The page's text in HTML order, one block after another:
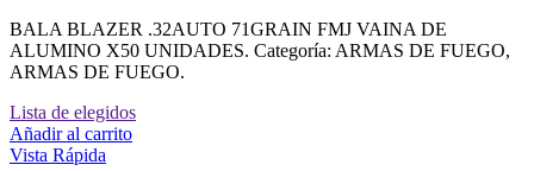
BALA BLAZER .32AUTO 71GRAIN FMJ VAINA DE
ALUMINO X50 UNIDADES. Categoría: ARMAS DE FUEGO,
ARMAS DE FUEGO.
Lista de elegidos
Añadir al carrito
Vista Rápida